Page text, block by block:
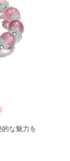
な魅力を